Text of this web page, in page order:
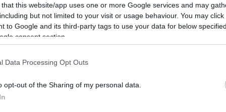
that this website/app uses one or more Google services and may
but not limited to your visit or usage behaviour. You may
to Google and its third-party tags to use your data for below
consent section.
Data Processing Opt Outs
opt-out of the Sharing of my personal data.
18 45 15 0 3 84-
18 43 14 1 3 110-
18 54-47